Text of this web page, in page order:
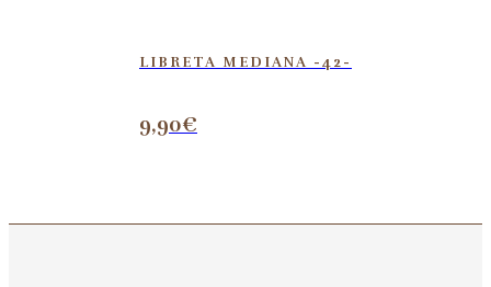
LIBRETA MEDIANA -42-
9,90€